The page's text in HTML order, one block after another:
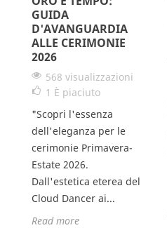
GUIDA
D'AVANGUARDIA
ALLE CERIMONIE
2026
568 visualizzazioni
1 È piaciuto
"Scopri l'essenza
dell'eleganza per le
cerimonie Primavera-
Estate 2026.
Dall'estetica eterea del
Cloud Dancer ai...
Read more